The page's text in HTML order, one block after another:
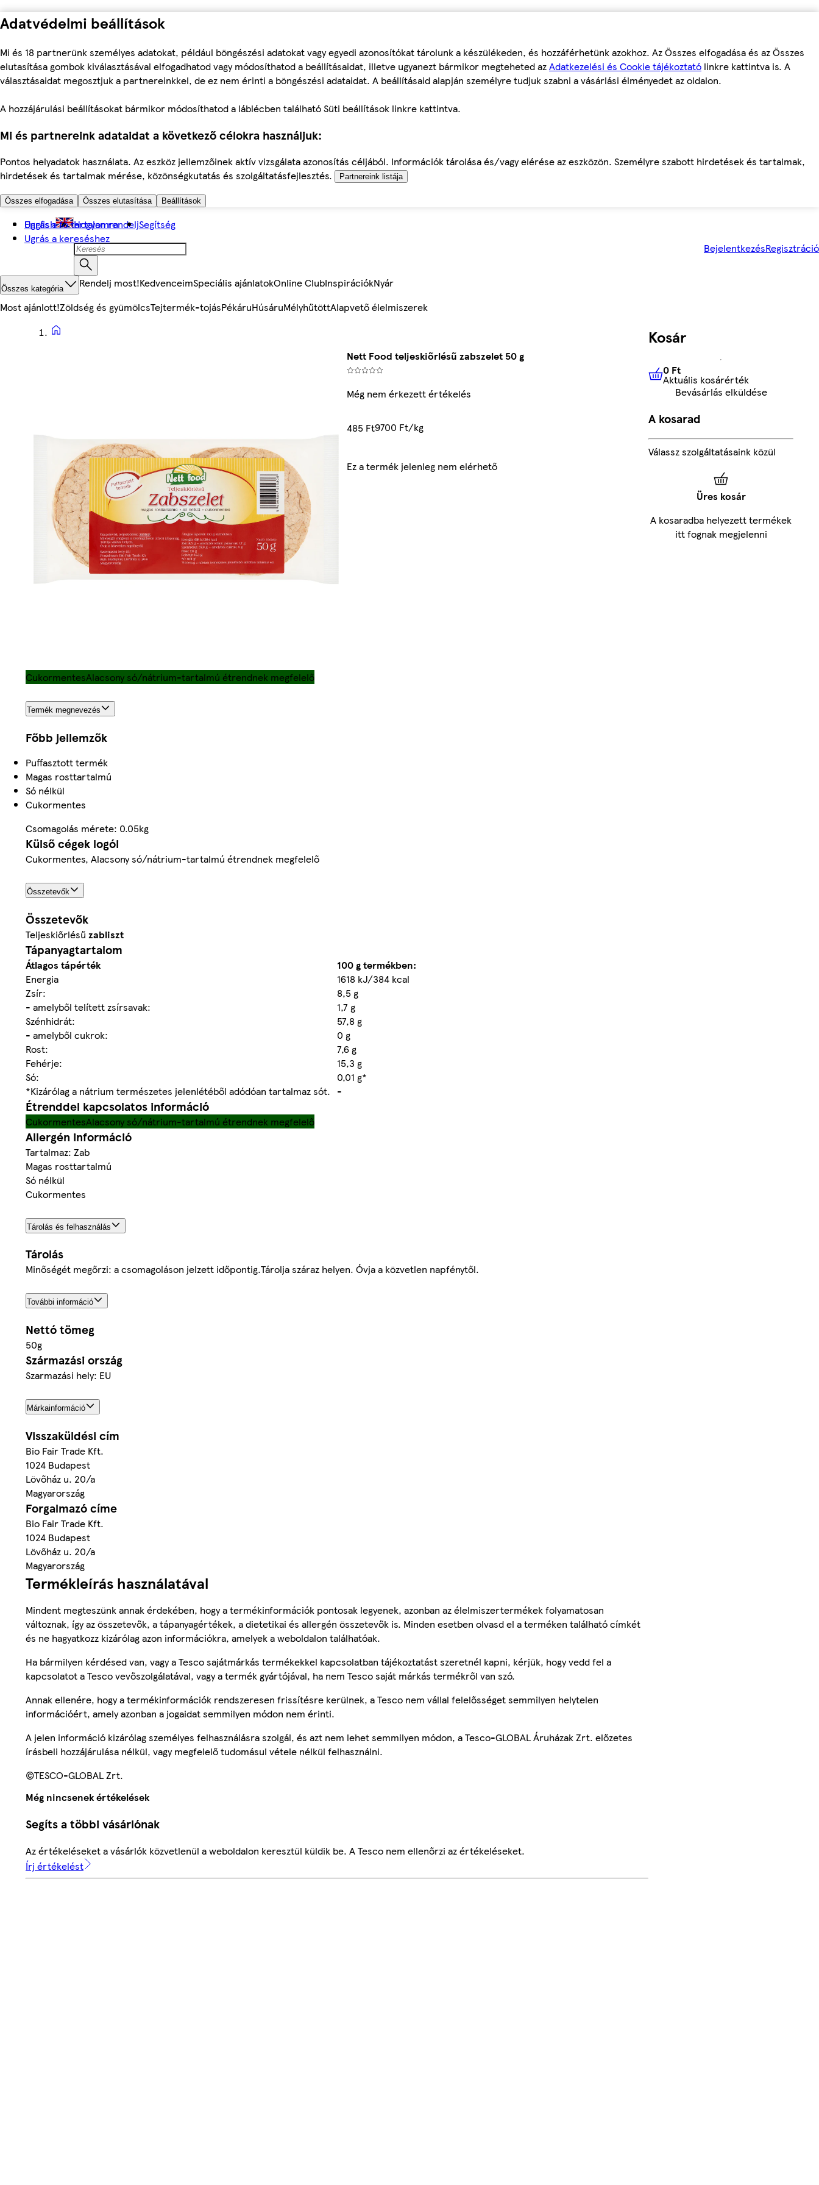
Adatvédelmi beállítások
Mi és 18 partnerünk személyes adatokat, például böngészési adatokat vagy egyedi azonosítókat tárolunk a készülékeden, és hozzáférhetünk azokhoz. Az Összes elfogadása és az Összes
elutasítása gombok kiválasztásával elfogadhatod vagy módosíthatod a beállításaidat, illetve ugyanezt bármikor megteheted azAdatkezelési és Cookie tájékoztató linkre kattintva is. A
választásaidat megosztjuk a partnereinkkel, de ez nem érinti a böngészési adataidat. A beállításaid alapján személyre tudjuk szabni a vásárlási élményedet az oldalon.
A hozzájárulási beállításokat bármikor módosíthatod a láblécben található Süti beállítások linkre kattintva.
Mi és partnereink adataidat a következő célokra használjuk:
Pontos helyadatok használata. Az eszköz jellemzőinek aktív vizsgálata azonosítás céljából. Információk tárolása és/vagy elérése az eszközön. Személyre szabott hirdetések és tartalmak,
hirdetések és tartalmak mérése, közönségkutatás és szolgáltatásfejlesztés.
Partnereink listája
Összes elfogadása Összes elutasítása Beállítások
Ugrás a fő tartalomra
Ugrás a kereséshez
English Hogyan rendeljSegítség
BejelentkezésRegisztráció
Összes kategória Rendelj most!KedvenceimSpeciális ajánlatokOnline ClubInspirációkNyár
Most ajánlott!Zöldség és gyümölcsTejtermék-tojásPékáruHúsáruMélyhűtöttAlapvető élelmiszerek
Nett Food teljeskiőrlésű zabszelet 50 g
Még nem érkezett értékelés
485 Ft9700 Ft/kg
Ez a termék jelenleg nem elérhető
CukormentesAlacsony só/nátrium-tartalmú étrendnek megfelelő
Termék megnevezés
Főbb jellemzők
Puffasztott termék
Magas rosttartalmú
Só nélkül
Cukormentes
Csomagolás mérete: 0.05kg
Külső cégek logói
Cukormentes, Alacsony só/nátrium-tartalmú étrendnek megfelelő
Összetevők
Összetevők
Teljeskiőrlésű zabliszt
Tápanyagtartalom
Átlagos tápérték
100 g termékben:
Energia
1618 kJ/384 kcal
Zsír:
8,5 g
- amelyből telített zsírsavak:
1,7 g
Szénhidrát:
57,8 g
- amelyből cukrok:
0 g
Rost:
7,6 g
Fehérje:
15,3 g
Só:
0,01 g*
*Kizárólag a nátrium természetes jelenlétéből adódóan tartalmaz sót. -
Étrenddel kapcsolatos információ
CukormentesAlacsony só/nátrium-tartalmú étrendnek megfelelő
Allergén információ
Tartalmaz: Zab
Magas rosttartalmú
Só nélkül
Cukormentes
Tárolás és felhasználás
Tárolás
Minőségét megőrzi: a csomagoláson jelzett időpontig.Tárolja száraz helyen. Óvja a közvetlen napfénytől.
További információ
Nettó tömeg
50g
Származási ország
Szarmazási hely: EU
Márkainformáció
Visszaküldési cím
Bio Fair Trade Kft.
1024 Budapest
Lövőház u. 20/a
Magyarország
Forgalmazó címe
Bio Fair Trade Kft.
1024 Budapest
Lövőház u. 20/a
Magyarország
Termékleírás használatával
Mindent megteszünk annak érdekében, hogy a termékinformációk pontosak legyenek, azonban az élelmiszertermékek folyamatosan
változnak, így az összetevők, a tápanyagértékek, a dietetikai és allergén összetevők is. Minden esetben olvasd el a terméken található címkét
és ne hagyatkozz kizárólag azon információkra, amelyek a weboldalon találhatóak.
Ha bármilyen kérdésed van, vagy a Tesco sajátmárkás termékekkel kapcsolatban tájékoztatást szeretnél kapni, kérjük, hogy vedd fel a
kapcsolatot a Tesco vevőszolgálatával, vagy a termék gyártójával, ha nem Tesco saját márkás termékről van szó.
Annak ellenére, hogy a termékinformációk rendszeresen frissítésre kerülnek, a Tesco nem vállal felelősséget semmilyen helytelen
információért, amely azonban a jogaidat semmilyen módon nem érinti.
A jelen információ kizárólag személyes felhasználásra szolgál, és azt nem lehet semmilyen módon, a Tesco-GLOBAL Áruházak Zrt. előzetes
írásbeli hozzájárulása nélkül, vagy megfelelő tudomásul vétele nélkül felhasználni.
©TESCO-GLOBAL Zrt.
Még nincsenek értékelések
Segíts a többi vásárlónak
Az értékeléseket a vásárlók közvetlenül a weboldalon keresztül küldik be. A Tesco nem ellenőrzi az értékeléseket.
Írj értékelést
Kosár
0 FtAktuális kosárérték
0 Ft
Aktuális kosárérték
Bevásárlás elküldése
A kosarad
Válassz szolgáltatásaink közül
Üres kosár
A kosaradba helyezett termékek
itt fognak megjelenni